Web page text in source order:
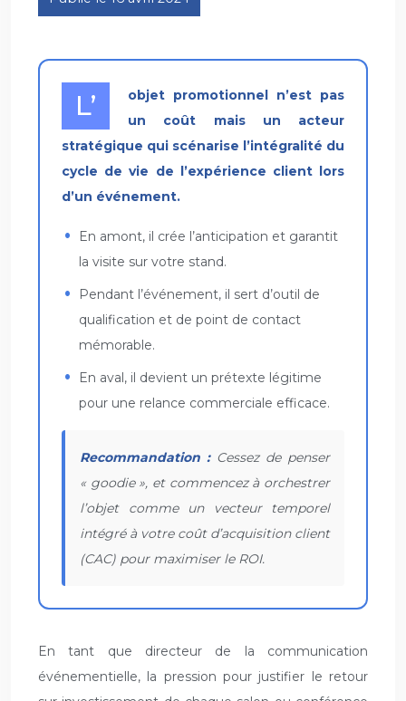
L’objet promotionnel n’est pas
un coût mais un acteur
stratégique qui scénarise l’intégralité du
cycle de vie de l’expérience client lors
d’un événement.
En amont, il crée l’anticipation et garantit
la visite sur votre stand.
Pendant l’événement, il sert d’outil de
qualification et de point de contact
mémorable.
En aval, il devient un prétexte légitime
pour une relance commerciale efficace.
Recommandation :Cessez de penser
« goodie », et commencez à orchestrer
l’objet comme un vecteur temporel
intégré à votre coût d’acquisition client
(CAC) pour maximiser le ROI.
En tant que directeur de la communication
événementielle, la pression pour justifier le retour